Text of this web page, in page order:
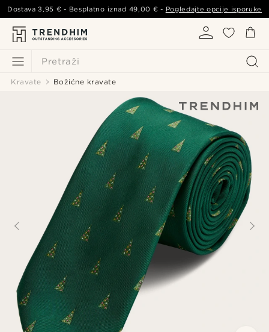
Pretraži
Dostava3,95 € - Besplatno iznad 49,00 € - Pogledajte opcije isporuke
Kravate Božićne kravate